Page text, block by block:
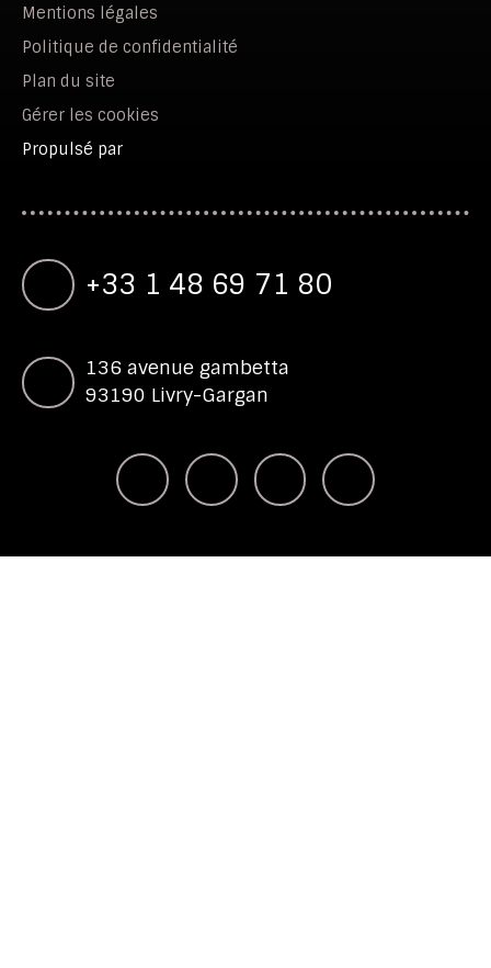
Mentions légales
Politique de confidentialité
Plan du site
Gérer les cookies
Propulsé par
+33 1 48 69 71 80
136 avenue gambetta
93190 Livry-Gargan